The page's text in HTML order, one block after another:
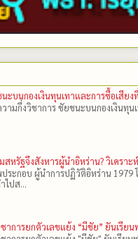
ะบนกองเงินทุนเทาและการซื้อเสียง
ามกึ่งวิชาการ ชัยชนะบนกองเงินทุน
สหรัฐจึงสังหารผู้นำอิหร่าน? วิเคราะ
ระกอบ ผู้นำการปฏิวัติอิหร่าน 1979
ไปส...
าการยกตัวเลขแย้ง “มีชัย” ยันเรีย